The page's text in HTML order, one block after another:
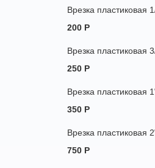
Врезка пластиковая
200 Р
Врезка пластиковая
250 Р
Врезка пластиковая
350 Р
Врезка пластиковая
750 Р